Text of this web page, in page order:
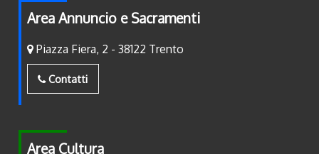
Area Annuncio e Sacramenti
Piazza Fiera, 2 - 38122 Trento
Contatti
Area Cultura